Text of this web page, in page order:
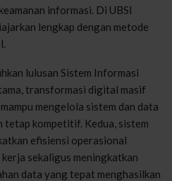
informasi. Di UBSI
lengkap dengan metode
lulusan Sistem Informasi
transformasi digital masif
mengelola sistem dan data
tetap kompetitif. Kedua, sistem
efisiensi operasional
sekaligus meningkatkan
data yang tepat menghasilkan